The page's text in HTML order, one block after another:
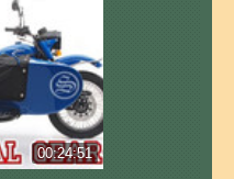
00:24:51